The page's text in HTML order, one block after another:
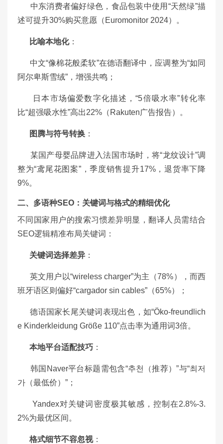
中东消费者偏好绿色，食品包装中使用“天然绿”描
述可提升30%购买意愿（Euromonitor 2024）。
比喻本地化：
中文“像棉花般柔软”在德语翻译中，应调整为“如同
阿尔卑斯雪绒”，增强共鸣；
日本市场偏爱数字化描述，“5倍吸水率”转化率
比“超强吸水性”高出22%（Rakuten广告报告）。
图腾与符号转换 ：
某国产母婴品牌进入法国市场时，将“龙纹设计”调
整为“鸢尾花图案”，季度销售提升17%，退货率下降
9%。
二、多语种SEO：关键词与格式的精细优化
不同国家用户的搜索习惯差异明显，翻译人员需结合
SEO逻辑精准布局关键词：
关键词选择差异 ：
英文用户以“wireless charger”为主（78%），而西
班牙语区则偏好“cargador sin cables”（65%）；
德语国家长尾关键词表现出色，如“Öko-freundlich
e Kinderkleidung Größe 110”点击率为通用词3倍。
本地平台适配技巧 ：
韩国Naver平台标题需包含“추천（推荐）”与“최저
가（最低价）”；
Yandex对关键词密度极其敏感，控制在2.8%-3.
2%为最优区间。
格式细节不容忽视：